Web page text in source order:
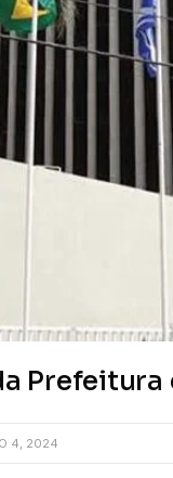
Prefeitura
4, 2024